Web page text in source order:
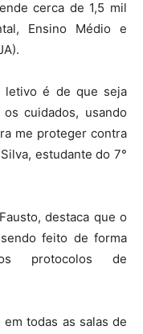
cerca de 1,5 mil
Ensino Médio e
letivo é de que seja
cuidados, usando
me proteger contra
estudante do 7°
destaca que o
feito de forma
protocolos de
todas as salas de